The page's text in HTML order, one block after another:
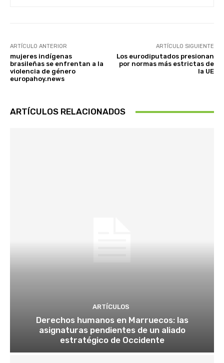
ARTÍCULO ANTERIOR
mujeres indígenas
brasileñas se enfrentan a la
violencia de género
europahoy.news
ARTÍCULO SIGUIENTE
Los eurodiputados presionan
por normas más estrictas de
la UE
ARTÍCULOS RELACIONADOS
ARTÍCULOS
Derechos humanos en Marruecos: las
asignaturas pendientes de un aliado
estratégico de Occidente